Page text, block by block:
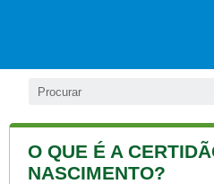
O QUE É A
NASCIMENTO?